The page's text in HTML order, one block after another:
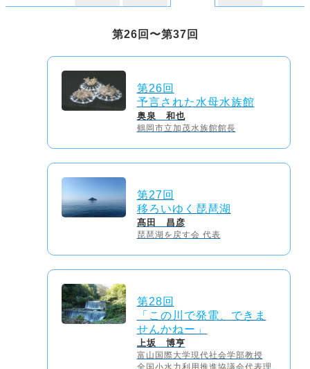
第26回〜第37回
第26回
予言された水母水族館
奥泉 和也
鶴岡市立加茂水族館館長
第27回
移ろいゆく琵琶湖
髙田 昌彦
琵琶湖を戻す会 代表
第28回
「この川で発電、できま
せんかねー」
上坂 博亨
富山国際大学現代社会学部教授
全国小水力利用推進協議会代表理